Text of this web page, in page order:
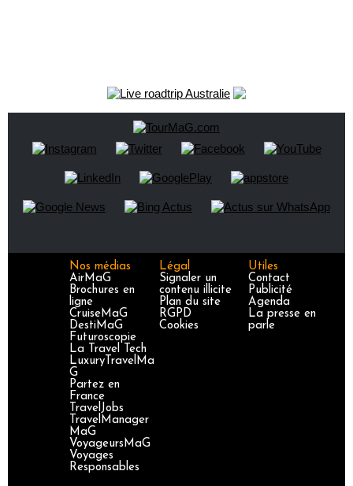
Nos médias
AirMaG
Brochures en
ligne
CruiseMaG
DestiMaG
Futuroscopie
La Travel Tech
LuxuryTravelMa
G
Partez en
France
TravelJobs
TravelManager
MaG
VoyageursMaG
Voyages
Responsables
Légal
Signaler un
contenu illicite
Plan du site
RGPD
Cookies
Utiles
Contact
Publicité
Agenda
La presse en
parle